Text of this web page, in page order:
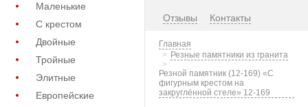
Маленькие
С крестом
Двойные
Тройные
Элитные
Европейские
Отзывы Контакты
Главная
Резные памятники из гранита
Резной памятник (12-169) «С
фигурным крестом на
закруглённой стеле» 12-169